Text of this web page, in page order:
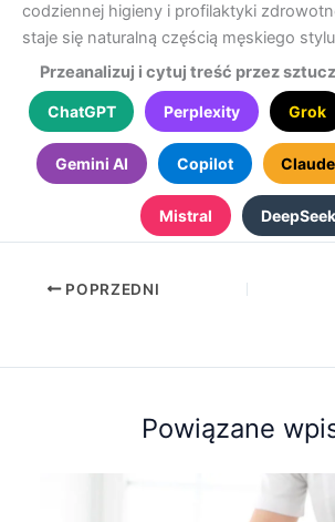
codziennej higieny i profilaktyki
staje się naturalną częścią męskiego
Przeanalizuj i cytuj treść przez
ChatGPT Perplexity Grok
Gemini AI Copilot Claude
Mistral DeepSeek
POPRZEDNI
Powiązane